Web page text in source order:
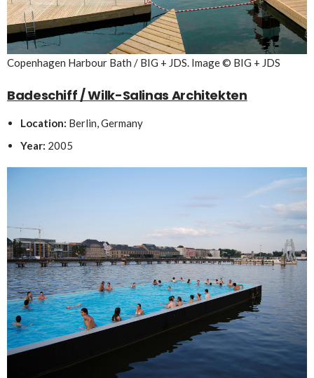
Copenhagen Harbour Bath / BIG + JDS. Image © BIG + JDS
Badeschiff / Wilk-Salinas Architekten
Location: Berlin, Germany
Year: 2005